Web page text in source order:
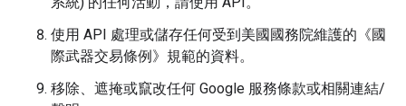
使用 API 處理或儲存任何受到美國國務院維護的《國
際武器交易條例》規範的資料。
移除、遮掩或竄改任何 Google 服務條款或相關連結/